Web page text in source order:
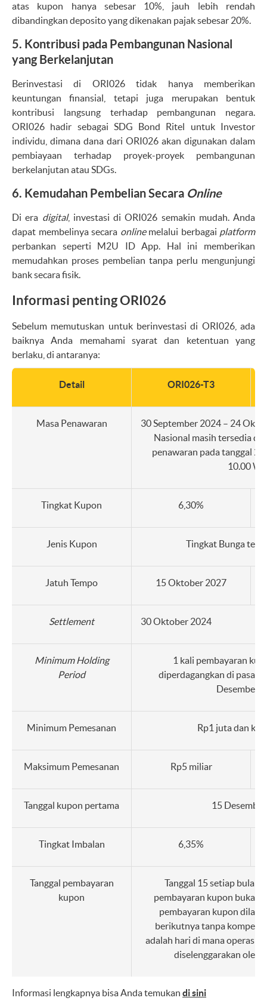
atas kupon hanya sebesar 10%, jauh lebih rendah
dibandingkan deposito yang dikenakan pajak sebesar 20%.
5. Kontribusi pada Pembangunan Nasional
yang Berkelanjutan
Berinvestasi di ORI026 tidak hanya memberikan
keuntungan finansial, tetapi juga merupakan bentuk
kontribusi langsung terhadap pembangunan negara.
ORI026 hadir sebagai SDG Bond Ritel untuk Investor
individu, dimana dana dari ORI026 akan digunakan dalam
pembiayaan terhadap proyek-proyek pembangunan
berkelanjutan atau SDGs.
6. Kemudahan Pembelian Secara Online
Di era digital, investasi di ORI026 semakin mudah. Anda
dapat membelinya secara onlinemelalui berbagai platform
perbankan seperti M2U ID App. Hal ini memberikan
memudahkan proses pembelian tanpa perlu mengunjungi
bank secara fisik.
Informasi penting ORI026
Sebelum memutuskan untuk berinvestasi di ORI026, ada
baiknya Anda memahami syarat dan ketentuan yang
berlaku, di antaranya:
Detail ORI026-T3
Masa Penawaran
30 September 2024 – 24
Nasional masih tersedia
penawaran pada tanggal
10.00
Tingkat Kupon 6,30%
Jenis Kupon Tingkat Bunga
Jatuh Tempo 15 Oktober 2027
Settlement 30 Oktober 2024
Minimum Holding
Period
1 kali pembayaran
diperdagangkan di pasar
Desember
Minimum Pemesanan Rp1 juta dan
Maksimum Pemesanan Rp5 miliar
Tanggal kupon pertama 15
Tingkat Imbalan 6,35%
Tanggal pembayaran
kupon
Tanggal 15 setiap bulan.
pembayaran kupon bukan
pembayaran kupon
berikutnya tanpa
adalah hari di mana
diselenggarakan oleh
Informasi lengkapnya bisa Anda temukan di sini